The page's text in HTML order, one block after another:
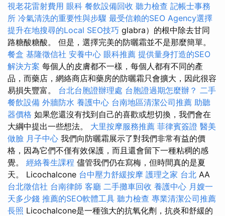
視老花雷射費用 眼科 餐飲設備回收 聽力檢查 記帳士事務
所 冷氣清洗的重要性與步驟 最受信賴的SEO Agency選擇
提升在地搜尋的Local SEO技巧 glabra）的根中除去甘同
路糖酸糖酸。 但是，選擇完美的防曬霜並不是那麼簡單。
餐盒 基隆徵信社 安養中心 眼科推薦 提供量身打造的SEO
解決方案 每個人的皮膚都不一樣，每個人都有不同的產
品，而藥店，網絡商店和藥房的防曬霜只會擴大，因此很容
易損失豐富。 台北台胞證辦理處 台胞證過期怎麼辦？ 二手
餐飲設備 外牆防水 養護中心 台南地區清潔公司推薦 助聽
器價格 如果您還沒有找到自己的喜歡或想切換，我們會在
大綱中提出一些想法。 大里按摩服務推薦 菲律賓簽證 醫美
做臉 月子中心 我們向防曬霜展示了對我們非常有益的價
格，因為它們不僅有效保護，而且還會留下一種粘稠的感
覺。 經絡養生課程 儘管我們仍在寫梅，但時間真的是夏
天。 Licochalcone 台中壓力舒緩按摩 護理之家 台北 AA
台北徵信社 台南律師 客廳 二手攤車回收 養護中心 月嫂一
天多少錢 推薦的SEO軟體工具 聽力檢查 專業清潔公司推薦
長照 Licochalcone是一種強大的抗氧化劑，抗炎和舒緩的